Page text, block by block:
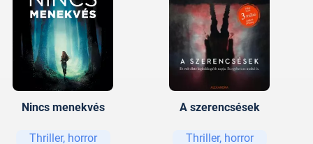
Nincs menekvés
Thriller, horror
A szerencsések
Thriller, horror